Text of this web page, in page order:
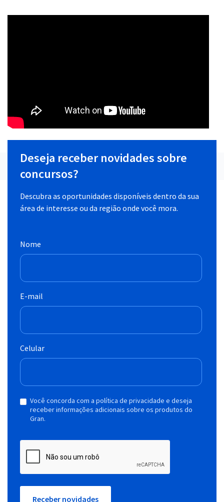
Deseja receber novidades sobre
concursos?
Descubra as oportunidades disponíveis dentro da sua
área de interesse ou da região onde você mora.
Nome
E-mail
Celular
Você concorda com a política de privacidade e deseja
receber informações adicionais sobre os produtos do
Gran.
Receber novidades